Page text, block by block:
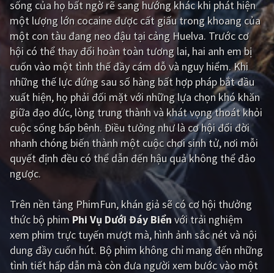
Giật gân Gia đình
Bí ẩn Lịch sử
Viễn Tây Tiểu sử
GameShow DramaTV
QUỐC GIA
Âu - Mỹ Trung Quốc - Hồng Kông
Hàn Quốc Nhật Bản
Ấn Độ Việt Nam
Tổng hợp
CẬP NHẬT
sống của họ bất ngờ rẽ sang hướng khác khi phát hiện
một lượng lớn cocaine được cất giấu trong khoang của
một con tàu đang neo đậu tại cảng Huelva. Trước cơ
hội có thể thay đổi hoàn toàn tương lai, hai anh em bị
cuốn vào một tình thế đầy cám dỗ và nguy hiểm. Khi
những thế lực đứng sau số hàng bất hợp pháp bắt đầu
xuất hiện, họ phải đối mặt với những lựa chọn khó khăn
giữa đạo đức, lòng trung thành và khát vọng thoát khỏi
cuộc sống bấp bênh. Điều tưởng như là cơ hội đổi đời
nhanh chóng biến thành một cuộc chơi sinh tử, nơi mỗi
quyết định đều có thể dẫn đến hậu quả không thể đảo
ngược.
Trên nền tảng PhimFun, khán giả sẽ có cơ hội thưởng
thức bộ phim Phi Vụ Dưới Đáy Biểnvới trải nghiệm
xem phim trực tuyến mượt mà, hình ảnh sắc nét và nội
dung đầy cuốn hút. Bộ phim không chỉ mang đến những
tình tiết hấp dẫn mà còn đưa người xem bước vào một